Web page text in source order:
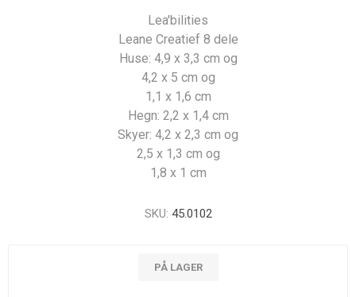
Lea'bilities
Leane Creatief 8 dele
Huse: 4,9 x 3,3 cm og
4,2 x 5 cm og
1,1 x 1,6 cm
Hegn: 2,2 x 1,4 cm
Skyer: 4,2 x 2,3 cm og
2,5 x 1,3 cm og
1,8 x 1 cm
SKU: 45.0102
PÅ LAGER